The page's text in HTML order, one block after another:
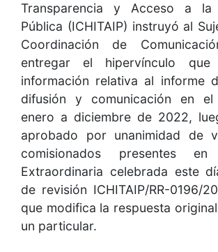
Transparencia y Acceso a la
Pública (ICHITAIP) instruyó al
Coordinación de
entregar el hipervínculo
información relativa al informe
difusión y comunicación en
enero a diciembre de 2022,
aprobado por unanimidad de
comisionados presentes
Extraordinaria celebrada este
de revisión ICHITAIP/RR-0196/
que modifica la respuesta
un particular.